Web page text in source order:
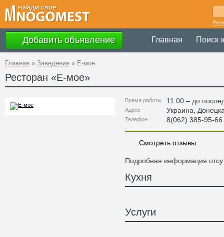
Добавить объявление Главная Поиск
Главная » Заведения » Е-мое
Ресторан «Е-мое»
Время работы 11:00 – до
Адрес Украина
Телефон 8(062) 385-95-66
Смотреть отзывы
Подробная информация
Кухня
Услуги